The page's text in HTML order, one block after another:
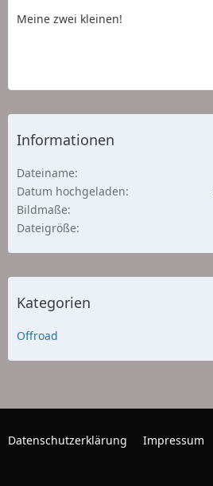
Meine zwei kleinen!
Informationen
Dateiname
Datum hochgeladen
Bildmaße
Dateigröße
Kategorien
Offroad
Datenschutzerklärung Impressum